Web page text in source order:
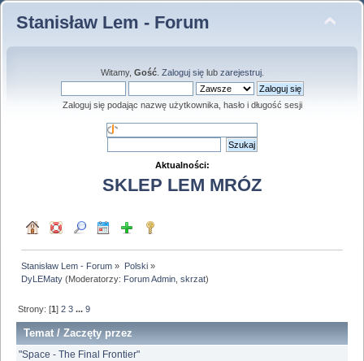
Stanisław Lem - Forum
Witamy, Gość. Zaloguj sięlub zarejestruj.
Zaloguj się podając nazwę użytkownika, hasło i długość sesji
Aktualności:
SKLEP LEM MRÓZ
Stanisław Lem - Forum » Polski»
DyLEMaty (Moderatorzy: Forum Admin ,skrzat)
Strony: [1]2 3 ...9
Temat /Zaczęty przez
"Space - The Final Frontier"